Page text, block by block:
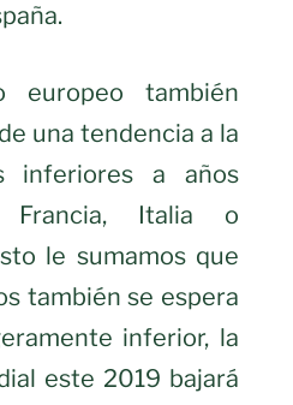
europeo también
una tendencia a la
inferiores a años
Francia, Italia o
le sumamos que
también se espera
inferior, la
este 2019 bajará